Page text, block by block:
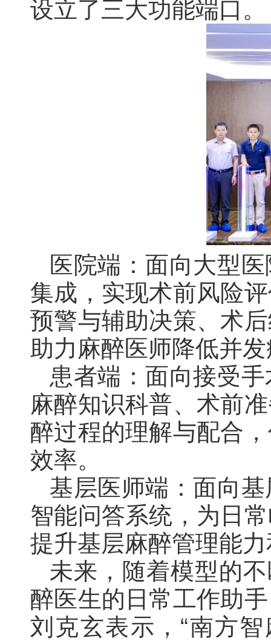
设立了三大功能端口。
医院端：面向大型
集成，实现术前风险
预警与辅助决策、术
助力麻醉医师降低并
患者端：面向接受
麻醉知识科普、术前
醉过程的理解与配合
效率。
基层医师端：面向
智能问答系统，为日
提升基层麻醉管理能
未来，随着模型的
醉医生的日常工作助
刘克玄表示，“南方